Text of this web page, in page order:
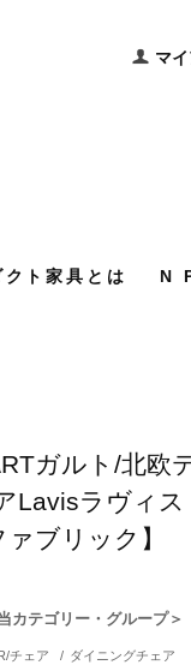
マ
クト家具とは N
ガルト/北欧
Lavisラヴィ
ァブリック】
カテゴリー・グループ＞
チェア / ダイニングチェア